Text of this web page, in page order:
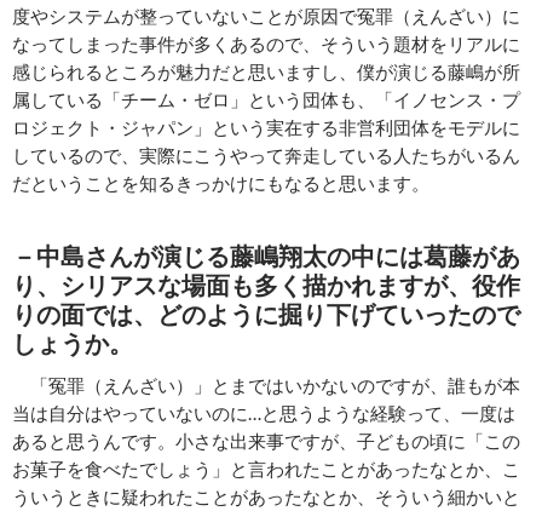
度やシステムが整っていないことが原因で冤罪（えんざい）に
なってしまった事件が多くあるので、そういう題材をリアルに
感じられるところが魅力だと思いますし、僕が演じる藤嶋が所
属している「チーム・ゼロ」という団体も、「イノセンス・プ
ロジェクト・ジャパン」という実在する非営利団体をモデルに
しているので、実際にこうやって奔走している人たちがいるん
だということを知るきっかけにもなると思います。
－中島さんが演じる藤嶋翔太の中には葛藤があ
り、シリアスな場面も多く描かれますが、役作
りの面では、どのように掘り下げていったので
しょうか。
「冤罪（えんざい）」とまではいかないのですが、誰もが本
当は自分はやっていないのに…と思うような経験って、一度は
あると思うんです。小さな出来事ですが、子どもの頃に「この
お菓子を食べたでしょう」と言われたことがあったなとか、こ
ういうときに疑われたことがあったなとか、そういう細かいと